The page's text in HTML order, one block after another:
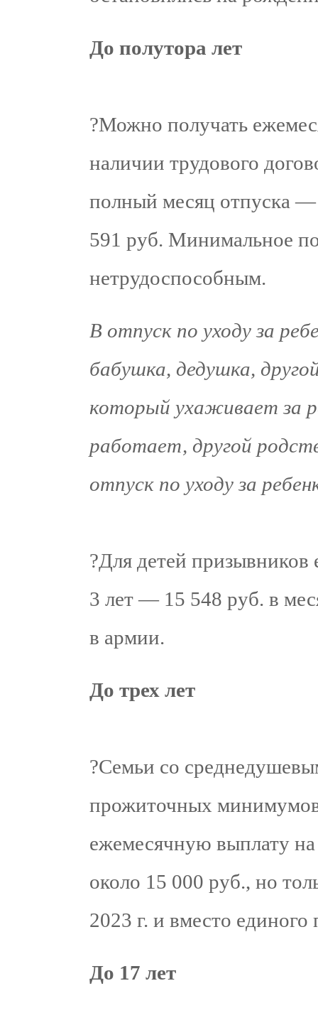
До полутора лет
?Можно получать
наличии трудового
полный месяц отпуска
591 руб. Минимальное
нетрудоспособным.
В отпуск по уходу за
бабушка, дедушка,
который ухаживает за
работает, другой
отпуск по уходу за
?Для детей призывников
3 лет — 15 548 руб. в
в армии.
До трех лет
?Семьи со
прожиточных
ежемесячную выплату
около 15 000 руб., но
2023 г. и вместо единого
До 17 лет